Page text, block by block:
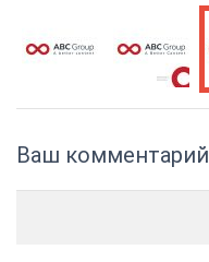
Ваш комментарий